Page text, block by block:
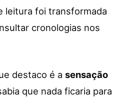
leitura foi transformada
cronologias nos
destaco é a sensação
que nada ficaria para